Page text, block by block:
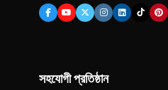
সহযোগী প্রতিষ্ঠান